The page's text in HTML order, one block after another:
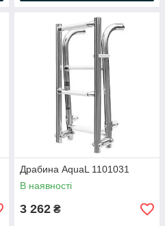
Драбина AquaL 1101031
В наявності
3 262 ₴